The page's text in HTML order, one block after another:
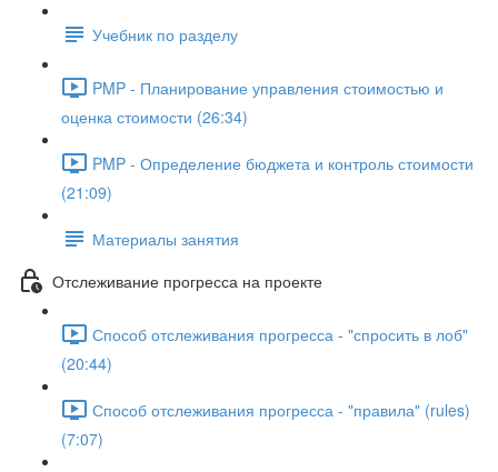
Учебник по разделу
PMP - Планирование управления стоимостью и
оценка стоимости (26:34)
PMP - Определение бюджета и контроль стоимости
(21:09)
Материалы занятия
Отслеживание прогресса на проекте
Способ отслеживания прогресса - "спросить в лоб"
(20:44)
Способ отслеживания прогресса - "правила" (rules)
(7:07)